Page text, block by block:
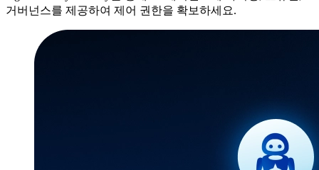
거버넌스를 제공하여 제어 권한을 확보하세요.